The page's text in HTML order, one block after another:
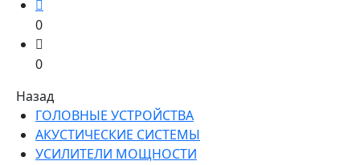
0
0
Назад
ГОЛОВНЫЕ УСТРОЙСТВА
АКУСТИЧЕСКИЕ СИСТЕМЫ
УСИЛИТЕЛИ МОЩНОСТИ